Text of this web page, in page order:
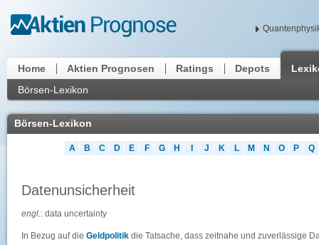
Home Aktien Prognosen Ratings Depots
Börsen-Lexikon
Börsen-Lexikon
A B C D E F G H J K L M N O P Q
Datenunsicherheit
engl.: data uncertainty
In Bezug auf die Geldpolitik die Tatsache, dass zeitnahe und zuverlässige